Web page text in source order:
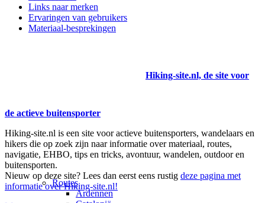
Links naar merken
Ervaringen van gebruikers
Materiaal-besprekingen
Hiking-site.nl, de site voor
de actieve buitensporter
Hiking-site.nl is een site voor actieve buitensporters, wandelaars en
hikers die op zoek zijn naar informatie over materiaal, routes,
navigatie, EHBO, tips en tricks, avontuur, wandelen, outdoor en
buitensporten.
Nieuw op deze site? Lees dan eerst eens rustig deze pagina met
informatie over Hiking-site.nl!
Routes
Ardennen